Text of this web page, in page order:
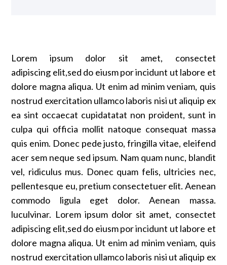
Lorem ipsum dolor sit amet, consectet
adipiscing elit,sed do eiusm por incidunt ut labore et
dolore magna aliqua. Ut enim ad minim veniam, quis
nostrud exercitation ullamco laboris nisi ut aliquip ex
ea sint occaecat cupidatatat non proident, sunt in
culpa qui officia mollit natoque consequat massa
quis enim. Donec pede justo, fringilla vitae, eleifend
acer sem neque sed ipsum. Nam quam nunc, blandit
vel, ridiculus mus. Donec quam felis, ultricies nec,
pellentesque eu, pretium consectetuer elit. Aenean
commodo ligula eget dolor. Aenean massa.
luculvinar. Lorem ipsum dolor sit amet, consectet
adipiscing elit,sed do eiusm por incidunt ut labore et
dolore magna aliqua. Ut enim ad minim veniam, quis
nostrud exercitation ullamco laboris nisi ut aliquip ex